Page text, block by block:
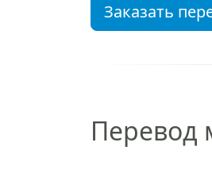
Заказать
Перевод